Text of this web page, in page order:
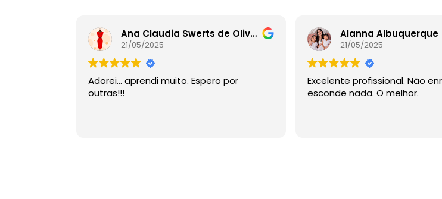
Ana Claudia Swerts de Oliveira
21/05/2025
Adorei… aprendi muito. Espero por
outras!!!
Alanna Albuquerque
21/05/2025
Excelente profissional. Não
esconde nada. O melhor.